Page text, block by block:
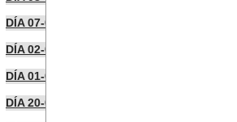
DÍA 07-02-2023
DÍA 02-02-2023
DÍA 01-02-2023
DÍA 20-01-2023